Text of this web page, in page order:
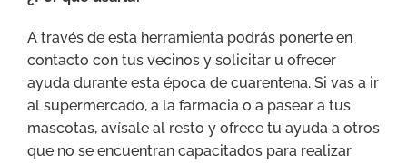
A través de esta herramienta podrás ponerte en
contacto con tus vecinos y solicitar u ofrecer
ayuda durante esta época de cuarentena. Si vas a ir
al supermercado, a la farmacia o a pasear a tus
mascotas, avísale al resto y ofrece tu ayuda a otros
que no se encuentran capacitados para realizar